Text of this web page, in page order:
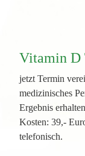
Vitamin D
jetzt Termin
medizinisches
Ergebnis
Kosten: 39,-
telefonisch.